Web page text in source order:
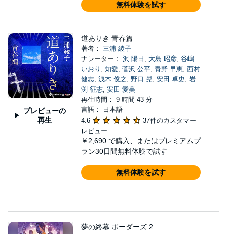
無料体験を試す
プレビューの
再生
道ありき 青春篇
著者： 三浦 綾子
ナレーター： 沢 陽日 , 大島 昭彦, 谷嶋
いおり , 知愛, 菅沢 公平, 青野 早恵, 西村
健志, 浅木 俊之 , 野口 晃, 安田 卓史 , 岩
渕 征志, 安田 愛美
再生時間： 9 時間 43 分
言語： 日本語
4.6
37件のカスタマー
レビュー
￥2,690 で購入、またはプレミアムプ
ラン30日間無料体験で試す
無料体験を試す
夢の終幕 ボーダーズ 2